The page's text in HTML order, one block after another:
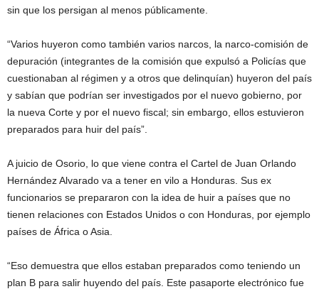
sin que los persigan al menos públicamente.
“Varios huyeron como también varios narcos, la narco-comisión de
depuración (integrantes de la comisión que expulsó a Policías que
cuestionaban al régimen y a otros que delinquían) huyeron del país
y sabían que podrían ser investigados por el nuevo gobierno, por
la nueva Corte y por el nuevo fiscal; sin embargo, ellos estuvieron
preparados para huir del país”.
A juicio de Osorio, lo que viene contra el Cartel de Juan Orlando
Hernández Alvarado va a tener en vilo a Honduras. Sus ex
funcionarios se prepararon con la idea de huir a países que no
tienen relaciones con Estados Unidos o con Honduras, por ejemplo
países de África o Asia.
“Eso demuestra que ellos estaban preparados como teniendo un
plan B para salir huyendo del país. Este pasaporte electrónico fue